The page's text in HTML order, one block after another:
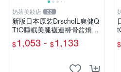
奶茶美妝店 22
新版日本原裝DrscholL爽健Q
TtO睡眠美腿襪連褲骨盆矯正
提臀塑形春『奶茶美妝店』
$1,053 - $1,133 $